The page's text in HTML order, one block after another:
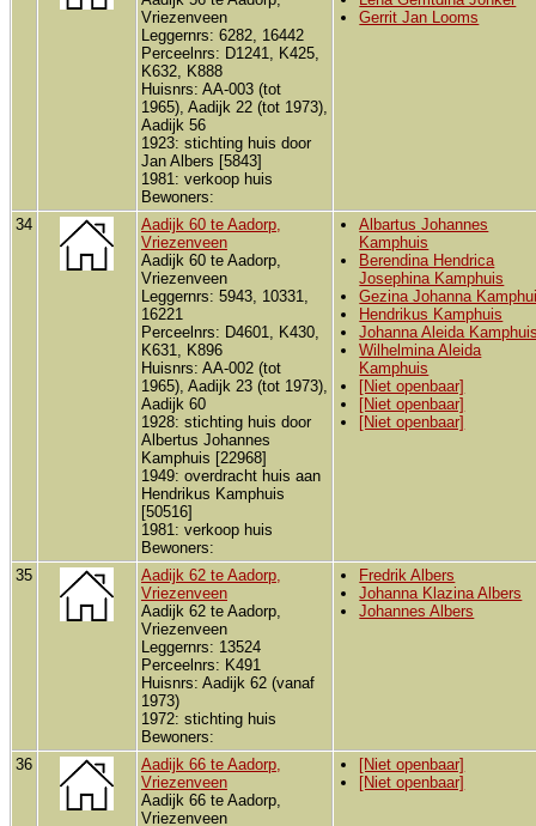
Vriezenveen
Leggernrs: 6282, 16442
Perceelnrs: D1241, K425,
K632, K888
Huisnrs: AA-003 (tot
1965), Aadijk 22 (tot 1973),
Aadijk 56
1923: stichting huis door
Jan Albers [5843]
1981: verkoop huis
Bewoners:
Gerrit Jan Looms
34
Aadijk 60 te Aadorp,
Vriezenveen
Aadijk 60 te Aadorp,
Vriezenveen
Leggernrs: 5943, 10331,
16221
Perceelnrs: D4601, K430,
K631, K896
Huisnrs: AA-002 (tot
1965), Aadijk 23 (tot 1973),
Aadijk 60
1928: stichting huis door
Albertus Johannes
Kamphuis [22968]
1949: overdracht huis aan
Hendrikus Kamphuis
[50516]
1981: verkoop huis
Bewoners:
Albartus Johannes
Kamphuis
Berendina Hendrica
Josephina Kamphuis
Gezina Johanna
Hendrikus Kamphuis
Johanna Aleida
Wilhelmina Aleida
Kamphuis
[Niet openbaar]
[Niet openbaar]
[Niet openbaar]
35
Aadijk 62 te Aadorp,
Vriezenveen
Aadijk 62 te Aadorp,
Vriezenveen
Leggernrs: 13524
Perceelnrs: K491
Huisnrs: Aadijk 62 (vanaf
1973)
1972: stichting huis
Bewoners:
Fredrik Albers
Johanna Klazina Albers
Johannes Albers
36
Aadijk 66 te Aadorp,
Vriezenveen
Aadijk 66 te Aadorp,
Vriezenveen
[Niet openbaar]
[Niet openbaar]